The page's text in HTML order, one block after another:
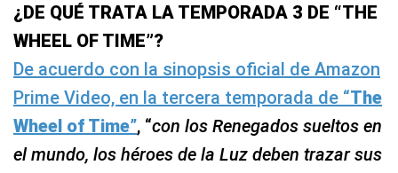
¿DE QUÉ TRATA LA TEMPORADA 3 DE “THE
WHEEL OF TIME”?
De acuerdo con la sinopsis oficial de Amazon
Prime Video, en la tercera temporada de “The
Wheel of Time”, “con los Renegados sueltos en
el mundo, los héroes de la Luz deben trazar sus